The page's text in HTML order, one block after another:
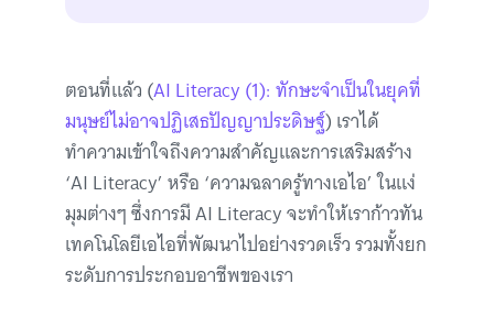
ตอนที่แล้ว (AI Literacy (1): ทักษะจำเป็นในยุคที่
มนุษย์ไม่อาจปฏิเสธปัญญาประดิษฐ์) เราได้
ทำความเข้าใจถึงความสำคัญและการเสริมสร้าง
‘AI Literacy’ หรือ ‘ความฉลาดรู้ทางเอไอ’ ในแง่
มุมต่างๆ ซึ่งการมี AI Literacy จะทำให้เราก้าวทัน
เทคโนโลยีเอไอที่พัฒนาไปอย่างรวดเร็ว รวมทั้งยก
ระดับการประกอบอาชีพของเรา